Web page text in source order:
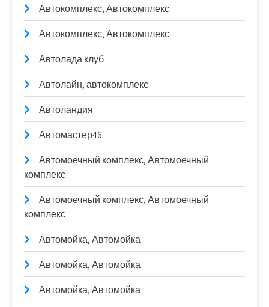
Автокомплекс, Автокомплекс
Автокомплекс, Автокомплекс
Автолада клуб
Автолайн, автокомплекс
Автоландия
Автомастер46
Автомоечный комплекс, Автомоечный
комплекс
Автомоечный комплекс, Автомоечный
комплекс
Автомойка, Автомойка
Автомойка, Автомойка
Автомойка, Автомойка